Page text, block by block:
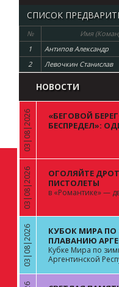
СПИСОК
№ Имя
1
Антипов Александр
2
Левочкин Станислав
НОВОСТИ
«
03|08|2026
«БЕГОВОЙ
БЕСПРЕДЕЛ»:
«
03|08|2026
ОГОЛЯЙТЕ
ПИСТОЛЕТЫ
в «Романтике» —
«
03|08|2026
КУБОК МИРА
ПЛАВАНИЮ
Кубке Мира по
Аргентинской